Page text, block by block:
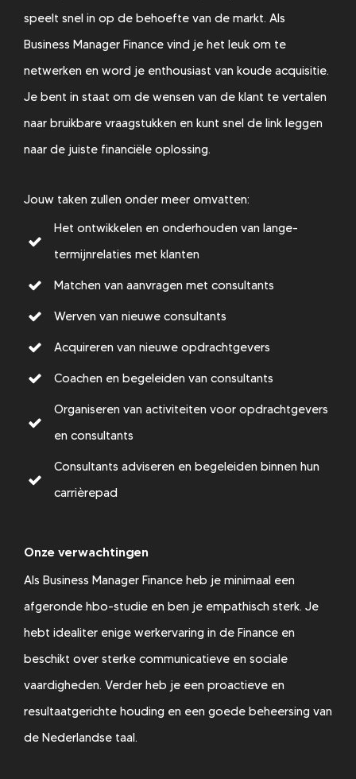
speelt snel in op de behoefte van de markt. Als
Business Manager Finance vind je het leuk om te
netwerken en word je enthousiast van koude acquisitie.
Je bent in staat om de wensen van de klant te vertalen
naar bruikbare vraagstukken en kunt snel de link leggen
naar de juiste financiële oplossing.
Jouw taken zullen onder meer omvatten:
Het ontwikkelen en onderhouden van lange-
termijnrelaties met klanten
Matchen van aanvragen met consultants
Werven van nieuwe consultants
Acquireren van nieuwe opdrachtgevers
Coachen en begeleiden van consultants
Organiseren van activiteiten voor opdrachtgevers
en consultants
Consultants adviseren en begeleiden binnen hun
carrièrepad
Onze verwachtingen
Als Business Manager Finance heb je minimaal een
afgeronde hbo-studie en ben je empathisch sterk. Je
hebt idealiter enige werkervaring in de Finance en
beschikt over sterke communicatieve en sociale
vaardigheden. Verder heb je een proactieve en
resultaatgerichte houding en een goede beheersing van
de Nederlandse taal.